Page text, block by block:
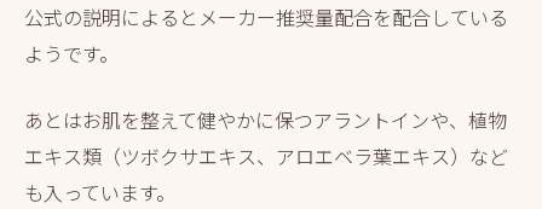
公式の説明によるとメーカー推奨量配合を配合している
ようです。
あとはお肌を整えて健やかに保つアラントインや、植物
エキス類（ツボクサエキス、アロエベラ葉エキス）など
も入っています。